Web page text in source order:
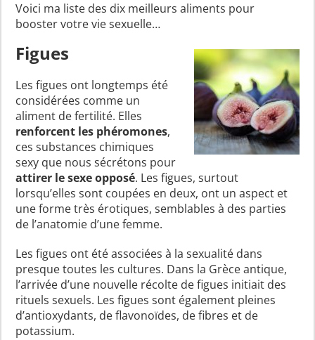
Voici ma liste des dix meilleurs aliments pour
booster votre vie sexuelle…
Figues
Les figues ont longtemps été
considérées comme un
aliment de fertilité. Elles
renforcent les phéromones,
ces substances chimiques
sexy que nous sécrétons pour
attirer le sexe opposé. Les figues, surtout
lorsqu’elles sont coupées en deux, ont un aspect et
une forme très érotiques, semblables à des parties
de l’anatomie d’une femme.
Les figues ont été associées à la sexualité dans
presque toutes les cultures. Dans la Grèce antique,
l’arrivée d’une nouvelle récolte de figues initiait des
rituels sexuels. Les figues sont également pleines
d’antioxydants, de flavonoïdes, de fibres et de
potassium.